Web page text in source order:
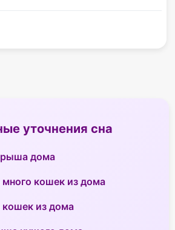
уточнения сна
дома
много кошек из дома
кошек из дома